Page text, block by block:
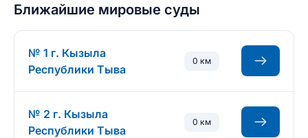
Ближайшие мировые суды
№ 1 г. Кызыла
Республики Тыва
0 км
№ 2 г. Кызыла
Республики Тыва
0 км